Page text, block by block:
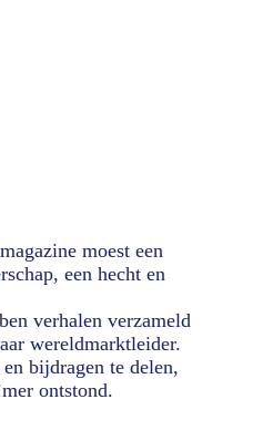
moest een
een hecht en
verhalen verzameld
wereldmarktleider.
bijdragen te delen,
ontstond.